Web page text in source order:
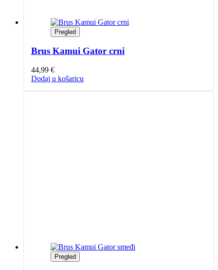
Pregled
Brus Kamui Gator crni
44,99 €
Dodaj u košaricu
Pregled